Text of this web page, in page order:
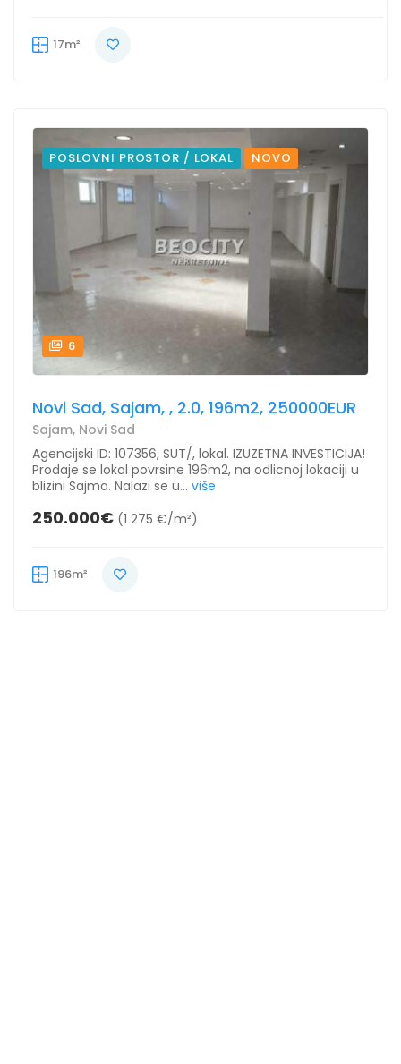
17m²
POSLOVNI PROSTOR / LOKAL NOVO
6
Novi Sad, Sajam, , 2.0, 196m2, 250000EUR
Sajam, Novi Sad
Agencijski ID: 107356, SUT/, lokal. IZUZETNA INVESTICIJA!
Prodaje se lokal povrsine 196m2, na odlicnoj lokaciji u
blizini Sajma. Nalazi se u... više
250.000€ (1 275 €/m²)
196m²